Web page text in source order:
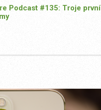
Podcast #135: Troje první